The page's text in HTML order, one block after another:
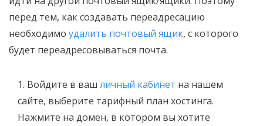
перед тем, как создавать переадресацию
необходимо удалить почтовый ящик, с которого
будет переадресовываться почта.
1. Войдите в ваш личный кабинет на нашем
сайте, выберите тарифный план хостинга.
Нажмите на домен, в котором вы хотите